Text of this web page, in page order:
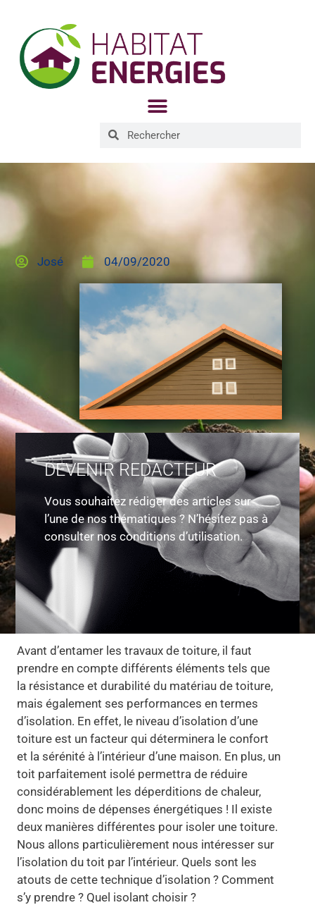
José 04/09/2020
DEVENIR REDACTEUR
Vous souhaitez rédiger des articles sur
l’une de nos thématiques ? N’hésitez pas à
consulter nos conditions d’utilisation.
Avant d’entamer les travaux de toiture, il faut
prendre en compte différents éléments tels que
la résistance et durabilité du matériau de toiture,
mais également ses performances en termes
d’isolation. En effet, le niveau d’isolation d’une
toiture est un facteur qui déterminera le confort
et la sérénité à l’intérieur d’une maison. En plus, un
toit parfaitement isolé permettra de réduire
considérablement les déperditions de chaleur,
donc moins de dépenses énergétiques ! Il existe
deux manières différentes pour isoler une toiture.
Nous allons particulièrement nous intéresser sur
l’isolation du toit par l’intérieur. Quels sont les
atouts de cette technique d’isolation ? Comment
s’y prendre ? Quel isolant choisir ?